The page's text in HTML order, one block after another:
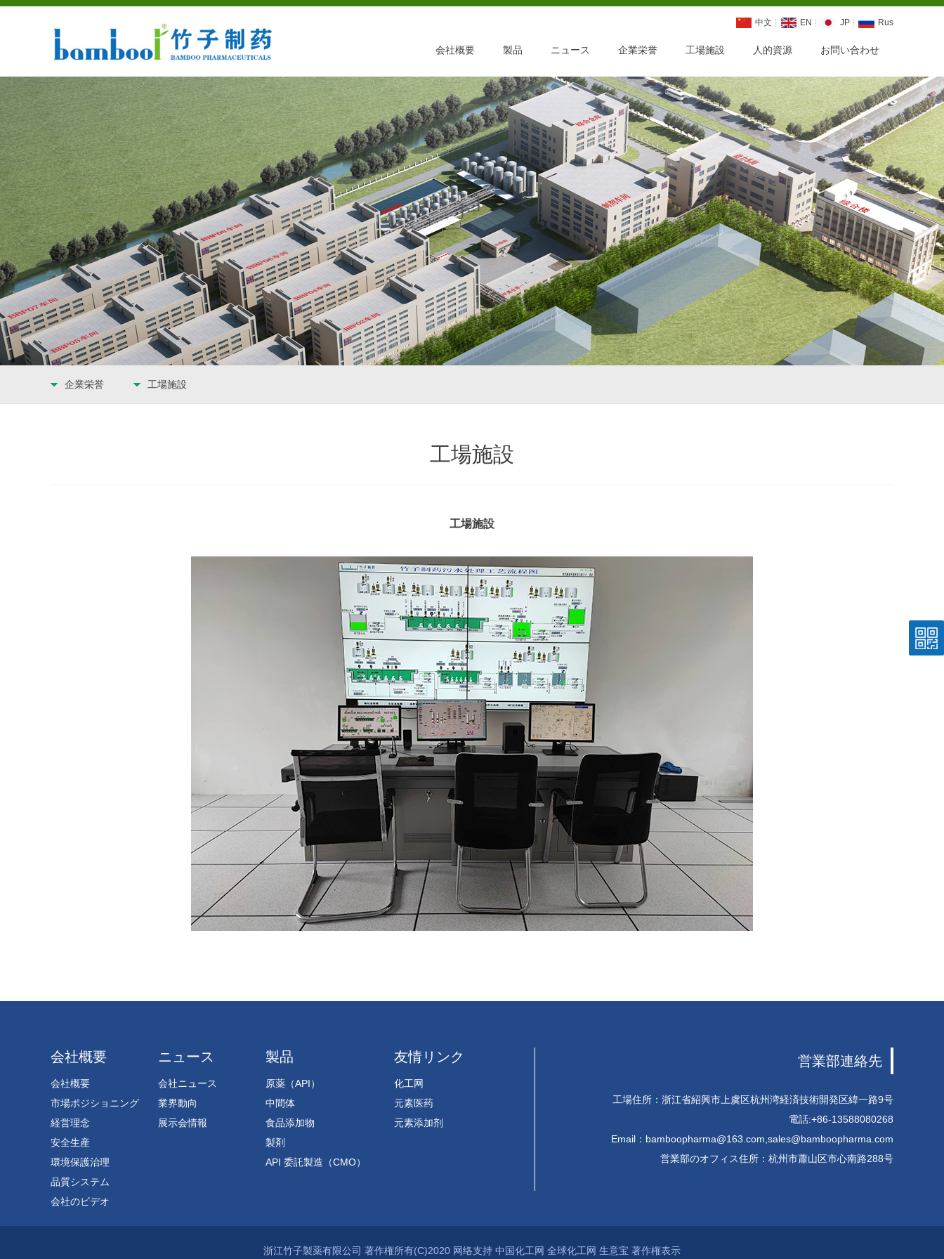
中文 EN JP Rus
会社概要 製品 ニュース 企業栄誉 工場施設 人的資源 お問い合わせ
企業栄誉 工場施設
工場施設
工場施設
会社概要
会社概要
市場ポジショニング
経営理念
安全生産
環境保護治理
品質システム
会社のビデオ
ニュース
会社ニュース
業界動向
展示会情報
製品
原薬（API）
中間体
食品添加物
製剤
API 委託製造（CMO）
友情リンク
化工网
元素医药
元素添加剂
営業部連絡先
工場住所：浙江省紹興市上虞区杭州湾経済技術開発区緯一路9号
電話:+86-13588080268
Email： bamboopharma@163.com sales@bamboopharma.com
営業部のオフィス住所：杭州市蕭山区市心南路288号
浙江竹子製薬有限公司 著作権所有(C)2020 网络支持 中国化工网 全球化工网 生意宝 著作権表示